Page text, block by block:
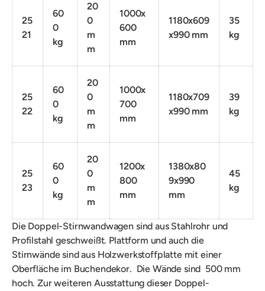
25
21
60
0
kg
20
0
m
m
1000x
600
mm
1180x609
x990 mm
35
kg
25
22
60
0
kg
20
0
m
m
1000x
700
mm
1180x709
x990 mm
39
kg
25
23
60
0
kg
20
0
m
m
1200x
800
mm
1380x80
9x990
mm
45
kg
Die Doppel-Stirnwandwagen sind aus Stahlrohr und
Profilstahl geschweißt. Plattform und auch die
Stirnwände sind aus Holzwerkstoffplatte mit einer
Oberfläche im Buchendekor. Die Wände sind 500 mm
hoch. Zur weiteren Ausstattung dieser Doppel-